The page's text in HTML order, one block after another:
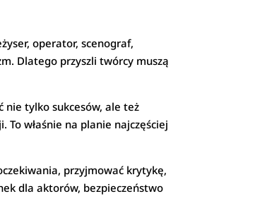
operator, scenograf,
Dlatego przyszli twórcy muszą
nie tylko sukcesów, ale też
właśnie na planie najczęściej
przyjmować krytykę,
dla aktorów, bezpieczeństwo